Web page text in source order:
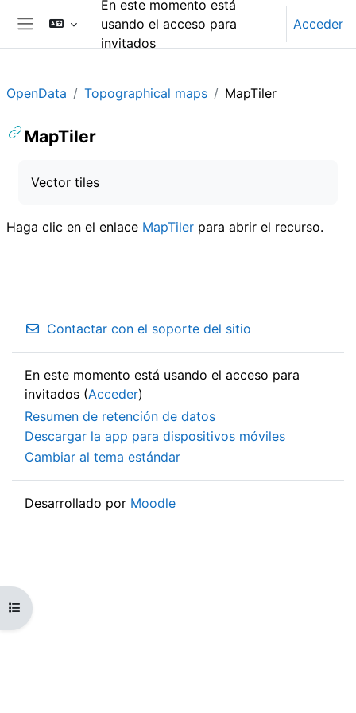
Salta al contenido principal
Panel lateral
En este momento está
usando el acceso para
invitados
Acceder
Abrir índice del curso
OpenData Topographical maps MapTiler
MapTiler
Vector tiles
Haga clic en el enlace MapTiler para abrir el recurso.
Contactar con el soporte del sitio
En este momento está usando el acceso para
invitados (Acceder)
Resumen de retención de datos
Descargar la app para dispositivos móviles
Cambiar al tema estándar
Desarrollado por Moodle